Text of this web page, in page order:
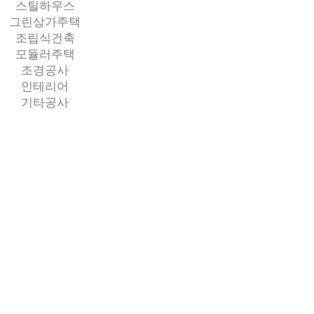
스틸하우스
그린상가주택
조립식건축
모듈러주택
조경공사
인테리어
기타공사